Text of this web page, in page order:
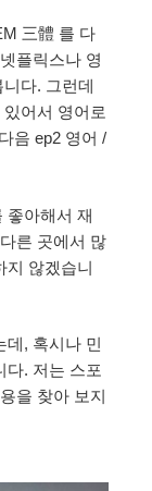
三體 를 다
플릭스나 영
다. 그런데
어서 영어로
음 ep2 영어 /
좋아해서 재
른 곳에서 많
지 않겠습니
데, 혹시나 민
다. 저는 스포
을 찾아 보지